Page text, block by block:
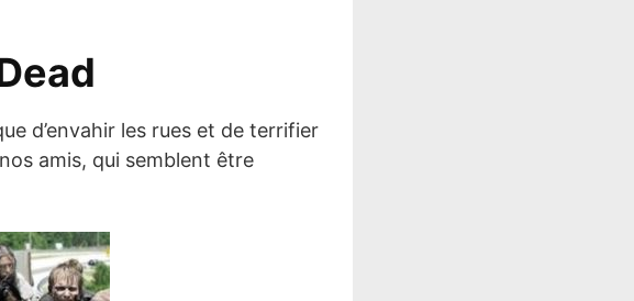
d’envahir les rues et de terrifier
amis, qui semblent être